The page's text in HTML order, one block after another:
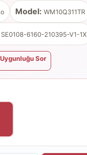
Model: WM10Q311TR
SE0108-6160-210395-V1-1X
Sor